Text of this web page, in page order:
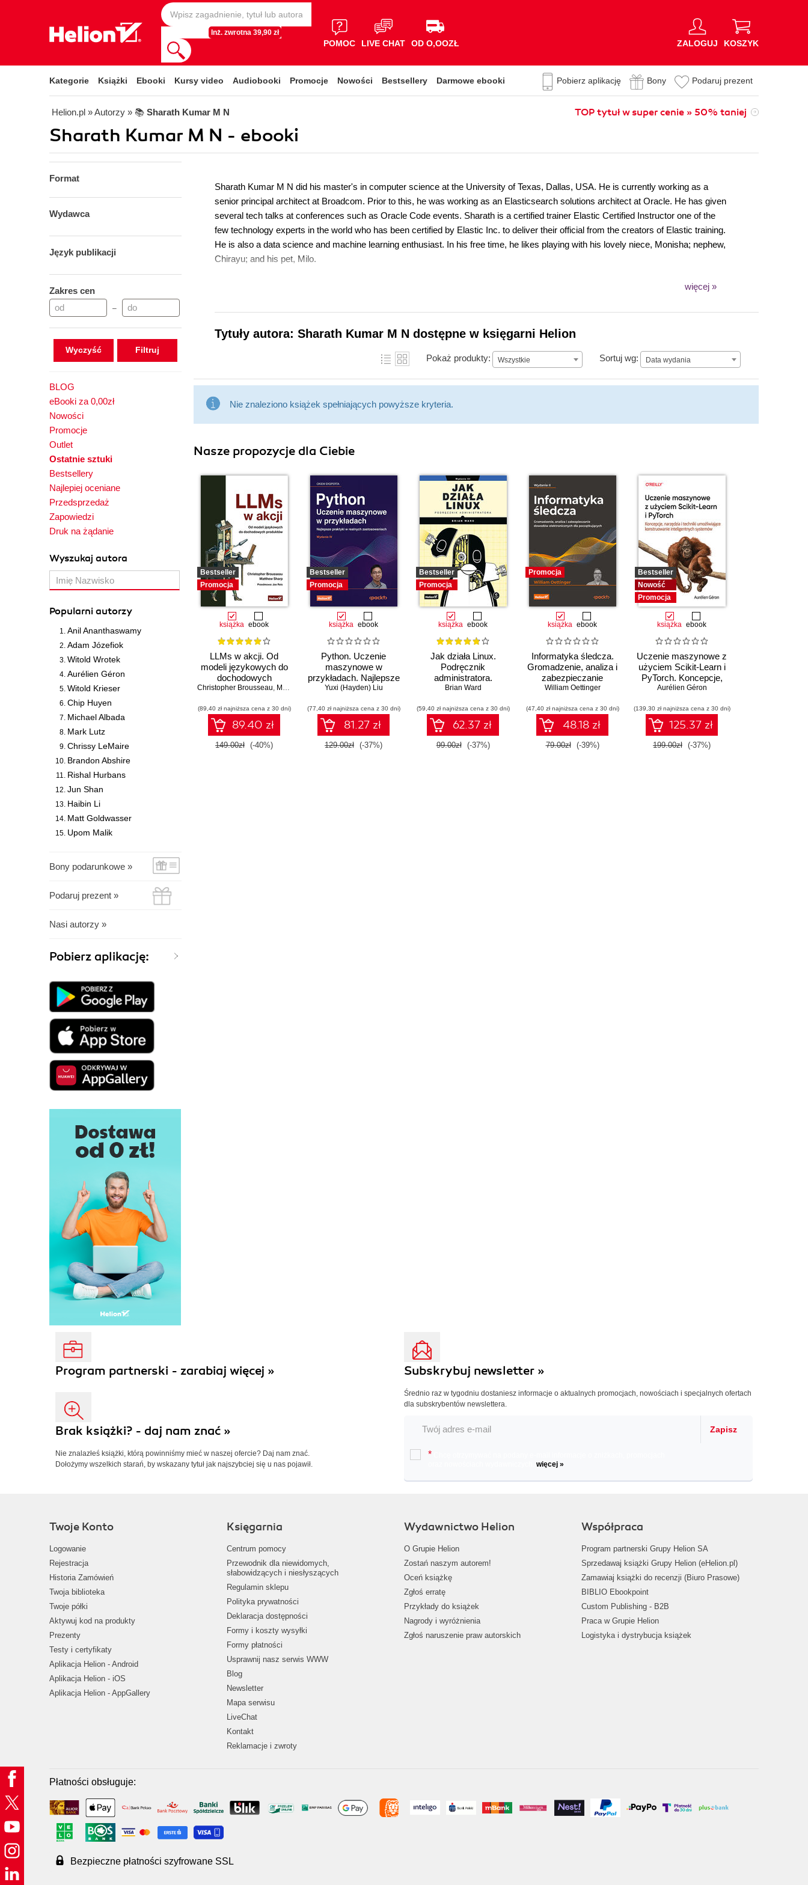
Inż. zwrotna 39,90 zł
POMOC LIVE CHAT OD O,OOZŁ ZALOGUJ KOSZYK
Kategorie Książki Ebooki Kursy video Audiobooki Promocje Nowości Bestsellery Darmowe ebooki Pobierz aplikację Bony Podaruj prezent
Helion.pl » Autorzy » 📚 Sharath Kumar M N TOP tytuł w super cenie » 50% taniej
Sharath Kumar M N - ebooki
Format
Wydawca
Język publikacji
Zakres cen
–
Wyczyść
BLOG
eBooki za 0,00zł
Nowości
Promocje
Outlet
Ostatnie sztuki
Bestsellery
Najlepiej oceniane
Przedsprzedaż
Zapowiedzi
Druk na żądanie
Wyszukaj autora
Popularni autorzy
Anil Ananthaswamy
Adam Józefiok
Witold Wrotek
Aurélien Géron
Witold Krieser
Chip Huyen
Michael Albada
Mark Lutz
Chrissy LeMaire
Brandon Abshire
Rishal Hurbans
Jun Shan
Haibin Li
Matt Goldwasser
Upom Malik
Bony podarunkowe »
Podaruj prezent »
Nasi autorzy »
Pobierz aplikację:
Sharath Kumar M N did his master's in computer science at the University of Texas, Dallas, USA. He is currently working as a
senior principal architect at Broadcom. Prior to this, he was working as an Elasticsearch solutions architect at Oracle. He has given
several tech talks at conferences such as Oracle Code events. Sharath is a certified trainer Elastic Certified Instructor one of the
few technology experts in the world who has been certified by Elastic Inc. to deliver their official from the creators of Elastic training.
He is also a data science and machine learning enthusiast. In his free time, he likes playing with his lovely niece, Monisha; nephew,
Chirayu; and his pet, Milo.
więcej »
Tytuły autora: Sharath Kumar M N dostępne w księgarni Helion
Pokaż produkty: Wszystkie Sortuj wg: Data wydania
Data wydania
Nie znaleziono książek spełniających powyższe kryteria.
Nasze propozycje dla Ciebie
Bestseller
Promocja
książka ebook
LLMs w akcji. Od
modeli językowych do
dochodowych
produktów
Christopher Brousseau, Matt Sharp
(89,40 zł najniższa cena z 30 dni)
89.40 zł
149.00zł (-40%)
Bestseller
Promocja
książka ebook
Python. Uczenie
maszynowe w
przykładach. Najlepsze
praktyki w realnych
Wydanie IV
Yuxi (Hayden) Liu
(77,40 zł najniższa cena z 30 dni)
81.27 zł
129.00zł (-37%)
Bestseller
Promocja
książka ebook
Jak działa Linux.
Podręcznik
administratora.
Wydanie III
Brian Ward
(59,40 zł najniższa cena z 30 dni)
62.37 zł
99.00zł (-37%)
Promocja
książka ebook
Informatyka śledcza.
Gromadzenie, analiza i
zabezpieczanie
dowodów
początkujących.
Wydanie II
William Oettinger
(47,40 zł najniższa cena z 30 dni)
48.18 zł
79.00zł (-39%)
Bestseller
Nowość
Promocja
książka ebook
Uczenie maszynowe z
użyciem Scikit-Learn i
PyTorch. Koncepcje,
narzędzia i techniki
konstruowanie
inteligentnych
systemów
Aurélien Géron
(139,30 zł najniższa cena z 30 dni)
125.37 zł
199.00zł (-37%)
Program partnerski - zarabiaj więcej »
Brak książki? - daj nam znać »
Nie znalazłeś książki, którą powinniśmy mieć w naszej ofercie? Daj nam znać.
Dołożymy wszelkich starań, by wskazany tytuł jak najszybciej się u nas pojawił.
Subskrybuj newsletter »
Średnio raz w tygodniu dostaniesz informacje o aktualnych promocjach, nowościach i specjalnych ofertach
dla subskrybentów newslettera.
Zapisz
*
więcej »
Twoje Konto
Logowanie
Rejestracja
Historia Zamówień
Twoja biblioteka
Twoje półki
Aktywuj kod na produkty
Prezenty
Testy i certyfikaty
Aplikacja Helion - Android
Aplikacja Helion - iOS
Aplikacja Helion - AppGallery
Księgarnia
Centrum pomocy
Przewodnik dla niewidomych,
słabowidzących i niesłyszących
Regulamin sklepu
Polityka prywatności
Deklaracja dostępności
Formy i koszty wysyłki
Formy płatności
Usprawnij nasz serwis WWW
Blog
Newsletter
Mapa serwisu
LiveChat
Kontakt
Reklamacje i zwroty
Wydawnictwo Helion
O Grupie Helion
Zostań naszym autorem!
Oceń książkę
Zgłoś erratę
Przykłady do książek
Nagrody i wyróżnienia
Zgłoś naruszenie praw autorskich
Współpraca
Program partnerski Grupy Helion SA
Sprzedawaj książki Grupy Helion (eHelion.pl)
Zamawiaj książki do recenzji (Biuro Prasowe)
BIBLIO Ebookpoint
Custom Publishing - B2B
Praca w Grupie Helion
Logistyka i dystrybucja książek
Płatności obsługuje:
Bezpieczne płatności szyfrowane SSL